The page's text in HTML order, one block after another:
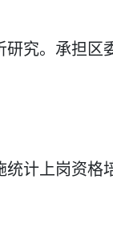
研究。承担区
统计上岗资格